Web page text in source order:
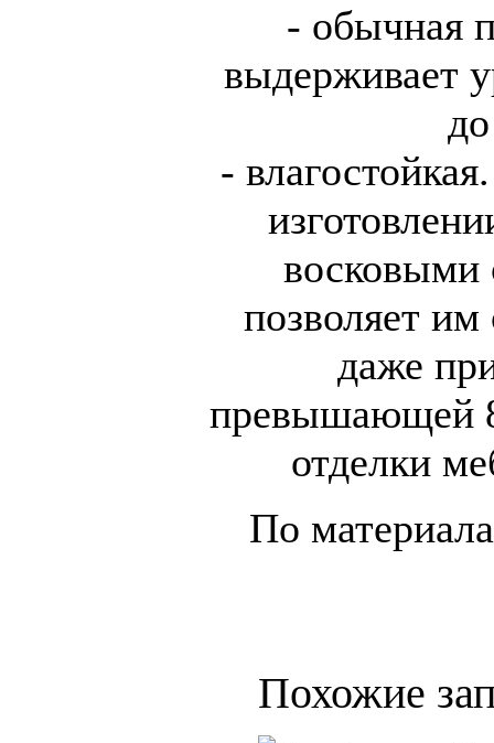
- обычная
выдерживает
-
восковыми
позволяет
даже
превышающей
отделки
По
Похожие